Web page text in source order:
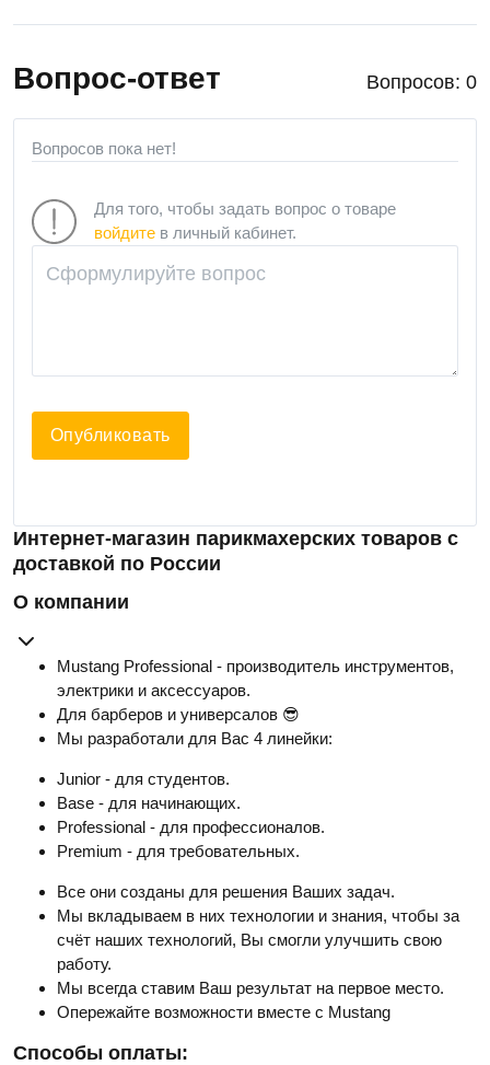
Вопрос-ответ Вопросов: 0
Вопросов пока нет!
Для того, чтобы задать вопрос о товаре
войдите в личный кабинет.
Опубликовать
Интернет-магазин парикмахерских товаров с
доставкой по России
О компании
Mustang Professional - производитель инструментов,
электрики и аксессуаров.
Для барберов и универсалов 😎
Мы разработали для Вас 4 линейки:
Junior - для студентов.
Base - для начинающих.
Professional - для профессионалов.
Premium - для требовательных.
Все они созданы для решения Ваших задач.
Мы вкладываем в них технологии и знания, чтобы за
счёт наших технологий, Вы смогли улучшить свою
работу.
Мы всегда ставим Ваш результат на первое место.
Опережайте возможности вместе с Mustang
Способы оплаты: